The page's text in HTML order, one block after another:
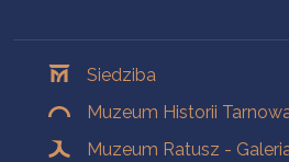
Siedziba
Muzeum Historii
Muzeum Ratusz -